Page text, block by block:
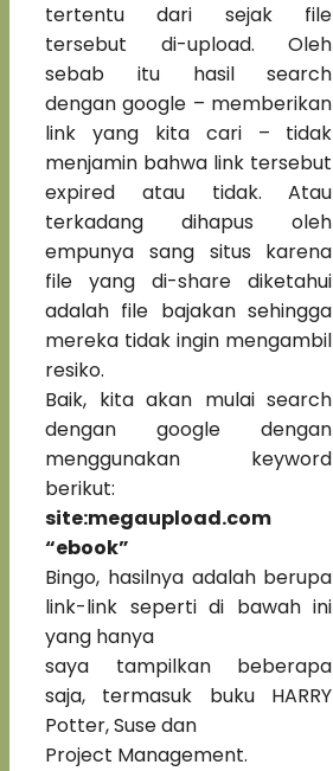
tertentu dari sejak file
tersebut di-upload. Oleh
sebab itu hasil search
dengan google – memberikan
link yang kita cari – tidak
menjamin bahwa link tersebut
expired atau tidak. Atau
terkadang dihapus oleh
empunya sang situs karena
file yang di-share diketahui
adalah file bajakan sehingga
mereka tidak ingin mengambil
resiko.
Baik, kita akan mulai search
dengan google dengan
menggunakan keyword
berikut:
site:megaupload.com
“ebook”
Bingo, hasilnya adalah berupa
link-link seperti di bawah ini
yang hanya
saya tampilkan beberapa
saja, termasuk buku HARRY
Potter, Suse dan
Project Management.